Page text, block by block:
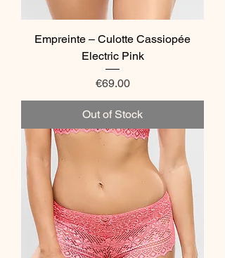
Empreinte – Culotte Cassiopée
Electric Pink
Price
€69.00
Out of Stock